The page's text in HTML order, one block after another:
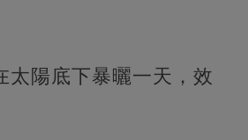
太陽底下暴曬一天，效